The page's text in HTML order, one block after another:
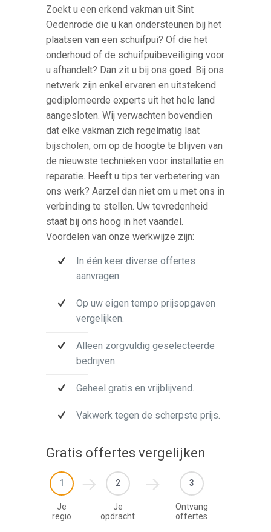
Zoekt u een erkend vakman uit Sint
Oedenrode die u kan ondersteunen bij het
plaatsen van een schuifpui? Of die het
onderhoud of de schuifpuibeveiliging voor
u afhandelt? Dan zit u bij ons goed. Bij ons
netwerk zijn enkel ervaren en uitstekend
gediplomeerde experts uit het hele land
aangesloten. Wij verwachten bovendien
dat elke vakman zich regelmatig laat
bijscholen, om op de hoogte te blijven van
de nieuwste technieken voor installatie en
reparatie. Heeft u tips ter verbetering van
ons werk? Aarzel dan niet om u met ons in
verbinding te stellen. Uw tevredenheid
staat bij ons hoog in het vaandel.
Voordelen van onze werkwijze zijn:
In één keer diverse offertes
aanvragen.
Op uw eigen tempo prijsopgaven
vergelijken.
Alleen zorgvuldig geselecteerde
bedrijven.
Geheel gratis en vrijblijvend.
Vakwerk tegen de scherpste prijs.
Gratis offertes vergelijken
1
Je
regio
2
Je
opdracht
3
Ontvang
offertes